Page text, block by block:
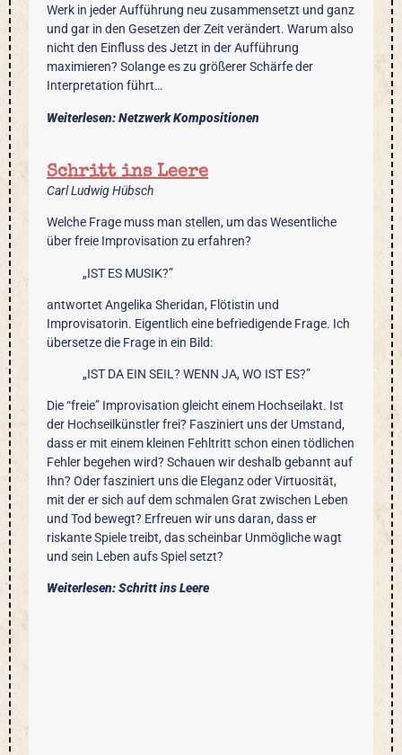
Werk in jeder Aufführung neu zusammensetzt und ganz
und gar in den Gesetzen der Zeit verändert. Warum also
nicht den Einfluss des Jetzt in der Aufführung
maximieren? Solange es zu größerer Schärfe der
Interpretation führt…
Weiterlesen: Netzwerk Kompositionen
Schritt ins Leere
Carl Ludwig Hübsch
Welche Frage muss man stellen, um das Wesentliche
über freie Improvisation zu erfahren?
„IST ES MUSIK?”
antwortet Angelika Sheridan, Flötistin und
Improvisatorin. Eigentlich eine befriedigende Frage. Ich
übersetze die Frage in ein Bild:
„IST DA EIN SEIL? WENN JA, WO IST ES?”
Die “freie” Improvisation gleicht einem Hochseilakt. Ist
der Hochseilkünstler frei? Fasziniert uns der Umstand,
dass er mit einem kleinen Fehltritt schon einen tödlichen
Fehler begehen wird? Schauen wir deshalb gebannt auf
Ihn? Oder fasziniert uns die Eleganz oder Virtuosität,
mit der er sich auf dem schmalen Grat zwischen Leben
und Tod bewegt? Erfreuen wir uns daran, dass er
riskante Spiele treibt, das scheinbar Unmögliche wagt
und sein Leben aufs Spiel setzt?
Weiterlesen: Schritt ins Leere